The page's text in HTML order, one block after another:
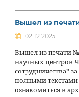
Вышел из
02.12.2025
Вышел из печати
научных центров
сотрудничества”
полными текстами
ознакомиться в